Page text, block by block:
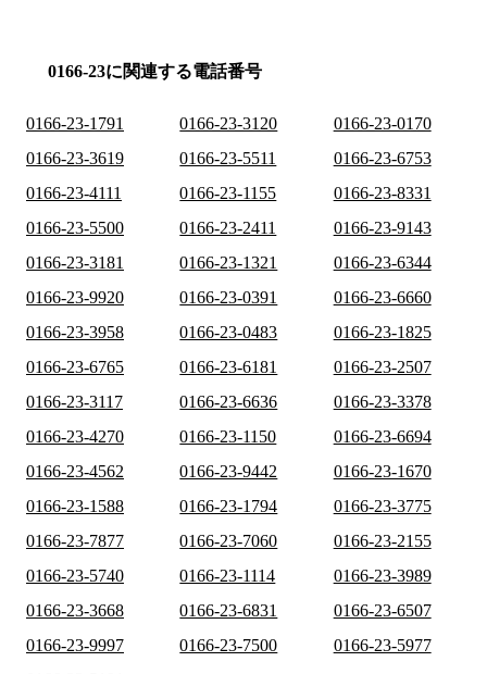
0166-23に関連する電話番号
0166-23-1791 0166-23-3120
0166-23-0170
0166-23-3619
0166-23-5511
0166-23-6753
0166-23-4111
0166-23-1155
0166-23-8331
0166-23-5500
0166-23-2411
0166-23-9143
0166-23-3181
0166-23-1321
0166-23-6344
0166-23-9920
0166-23-0391
0166-23-6660
0166-23-3958
0166-23-0483
0166-23-1825
0166-23-6765
0166-23-6181
0166-23-2507
0166-23-3117
0166-23-6636
0166-23-3378
0166-23-4270
0166-23-1150
0166-23-6694
0166-23-4562
0166-23-9442
0166-23-1670
0166-23-1588
0166-23-1794
0166-23-3775
0166-23-7877
0166-23-7060
0166-23-2155
0166-23-5740
0166-23-1114
0166-23-3989
0166-23-3668
0166-23-6831
0166-23-6507
0166-23-9997
0166-23-7500
0166-23-5977